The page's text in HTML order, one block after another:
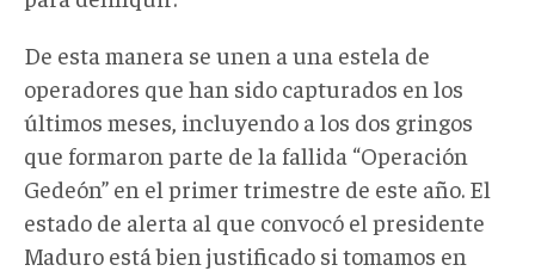
De esta manera se unen a una estela de
operadores que han sido capturados en los
últimos meses, incluyendo a los dos gringos
que formaron parte de la fallida “Operación
Gedeón” en el primer trimestre de este año. El
estado de alerta al que convocó el presidente
Maduro está bien justificado si tomamos en